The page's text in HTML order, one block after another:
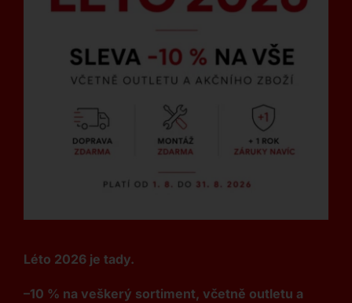
Léto 2026 je tady.
–10 % na veškerý sortiment, včetně outletu a